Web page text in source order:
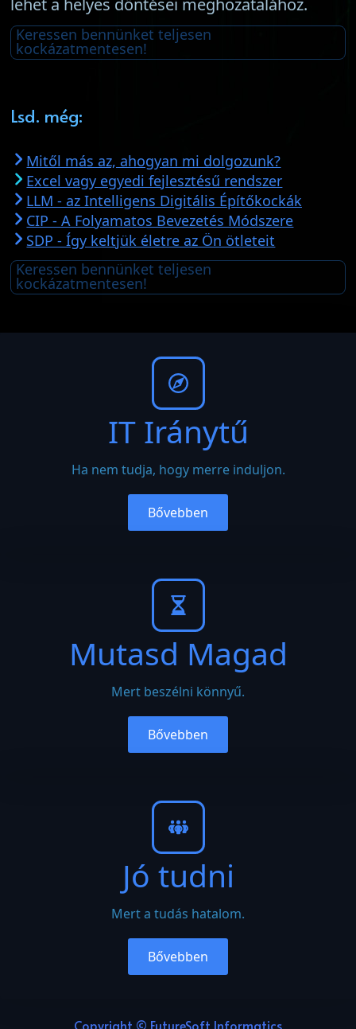
Keressen bennünket teljesen
kockázatmentesen!
Lsd. még:
Mitől más az, ahogyan mi dolgozunk?
Excel vagy egyedi fejlesztésű rendszer
LLM - az Intelligens Digitális Építőkockák
CIP - A Folyamatos Bevezetés Módszere
SDP - Így keltjük életre az Ön ötleteit
Keressen bennünket teljesen
kockázatmentesen!
IT Iránytű
Ha nem tudja, hogy merre induljon.
Bővebben
Mutasd Magad
Mert beszélni könnyű.
Bővebben
Jó tudni
Mert a tudás hatalom.
Bővebben
Copyright © FutureSoft Informatics